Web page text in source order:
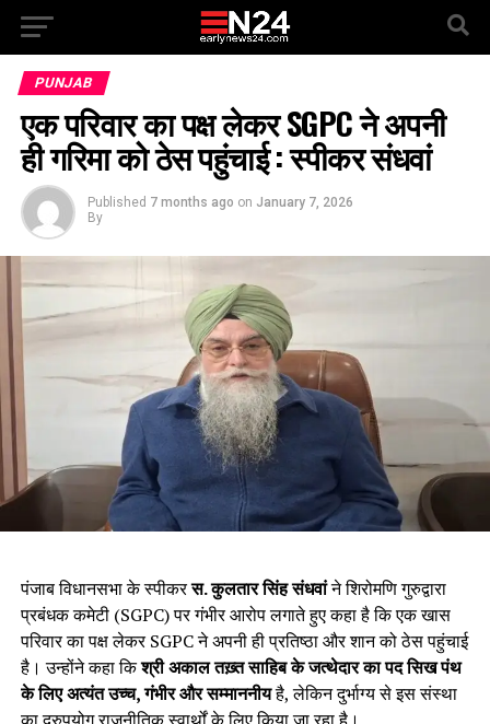
PUNJAB
एक परिवार का पक्ष लेकर SGPC ने अपनी
ही गरिमा को ठेस पहुंचाई : स्पीकर संधवां
Published 7 months ago on January 7, 2026
By
पंजाब विधानसभा के स्पीकरस. कुलतार सिंह संधवांने शिरोमणि गुरुद्वारा
प्रबंधक कमेटी (SGPC) पर गंभीर आरोप लगाते हुए कहा है कि एक खास
परिवार का पक्ष लेकर SGPC ने अपनी ही प्रतिष्ठा और शान को ठेस पहुंचाई
है। उन्होंने कहा किश्री अकाल तख़्त साहिब के जत्थेदार का पद सिख पंथ
के लिए अत्यंत उच्च, गंभीर और सम्माननीयहै, लेकिन दुर्भाग्य से इस संस्था